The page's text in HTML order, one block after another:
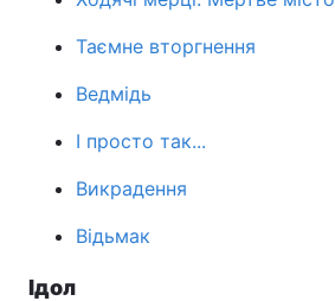
Зброя
Здоров'я
Цікавинки
Таємне вторгнення
Ведмідь
І просто так...
Викрадення
Відьмак
Ідол